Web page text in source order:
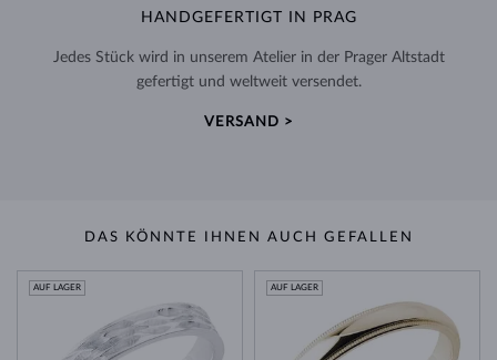
HANDGEFERTIGT IN PRAG
Jedes Stück wird in unserem Atelier in der Prager Altstadt
gefertigt und weltweit versendet.
VERSAND >
DAS KÖNNTE IHNEN AUCH GEFALLEN
AUF LAGER AUF LAGER